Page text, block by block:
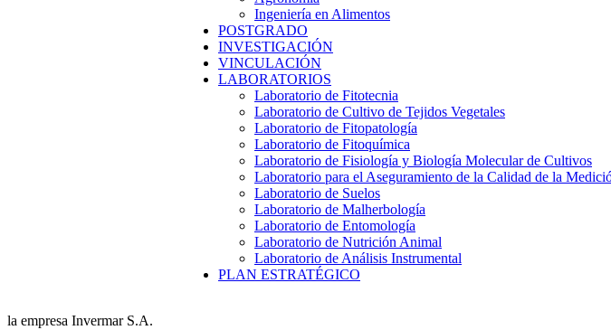
Ingeniería en Alimentos
POSTGRADO
INVESTIGACIÓN
VINCULACIÓN
LABORATORIOS
Laboratorio de Fitotecnia
Laboratorio de Cultivo de Tejidos Vegetales
Laboratorio de Fitopatología
Laboratorio de Fitoquímica
Laboratorio de Fisiología y Biología Molecular de Cultivos
Laboratorio para el Aseguramiento de la Calidad de la
Laboratorio de Suelos
Laboratorio de Malherbología
Laboratorio de Entomología
Laboratorio de Nutrición Animal
Laboratorio de Análisis Instrumental
PLAN ESTRATÉGICO
la empresa Invermar S.A.